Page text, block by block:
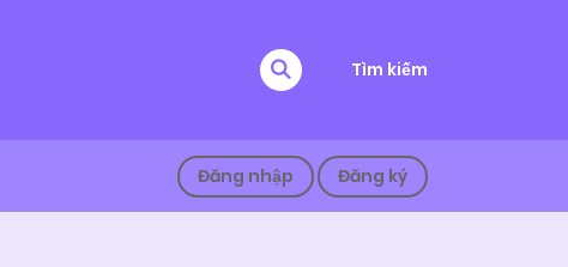
Tìm kiếm
Đăng nhập Đăng ký